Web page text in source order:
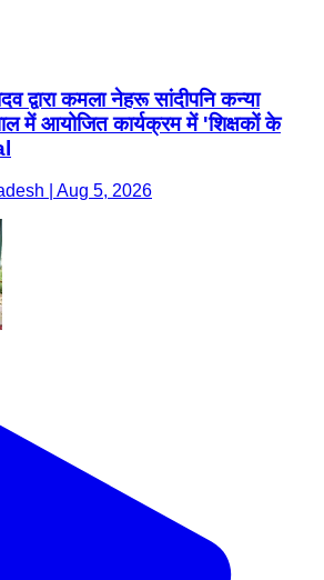
द्वारा कमला नेहरू सांदीपनि कन्या
में आयोजित कार्यक्रम में 'शिक्षकों के
| Aug 5, 2026